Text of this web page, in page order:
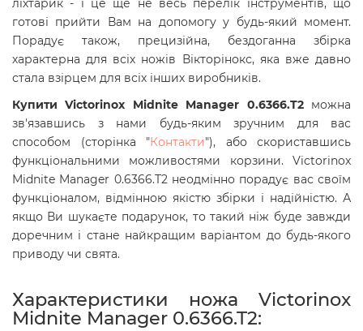
ліхтарик - і це ще не весь перелік інструментів, що
готові прийти Вам на допомогу у будь-який момент.
Порадує також, прецизійна, бездоганна збірка
характерна для всіх ножів Вікторінокс, яка вже давно
стала взірцем для всіх інших виробників.
Купити Victorinox Midnite Manager 0.6366.T2 можна
зв'язавшись з нами будь-яким зручним для вас
способом (сторінка "Контакти"), або скориставшись
функціональними можливостями корзини. Victorinox
Midnite Manager 0.6366.T2неодмінно порадує вас своїм
функціоналом, відмінною якістю збірки і надійністю. А
якщо Ви шукаєте подарунок, то такий ніж буде завжди
доречним і стане найкращим варіантом до будь-якого
приводу чи свята.
Характеристики ножа Victorinox
Midnite Manager 0.6366.T2: